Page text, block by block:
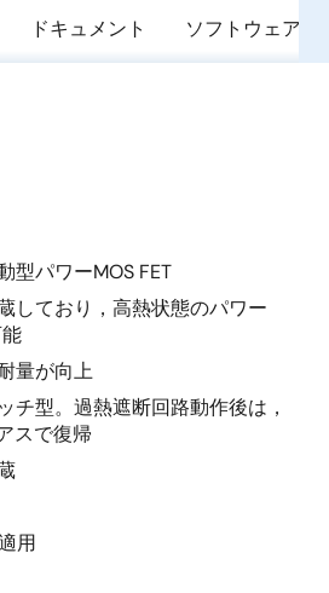
ドキュメント ソフトウェア／
型パワーMOS FET
しており，高熱状態のパワー
量が向上
チ型。過熱遮断回路動作後は，
スで復帰
用